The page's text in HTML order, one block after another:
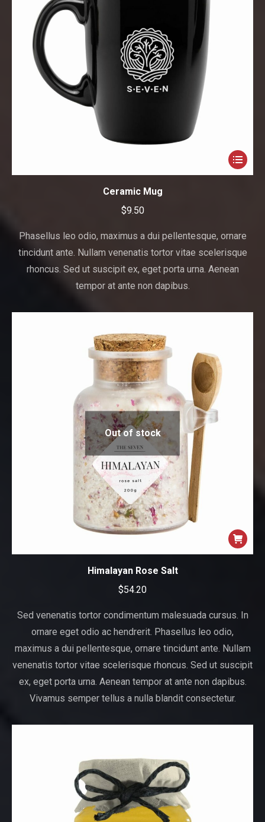
Ceramic Mug
$9.50
Phasellus leo odio, maximus a dui pellentesque, ornare
tincidunt ante. Nullam venenatis tortor vitae scelerisque
rhoncus. Sed ut suscipit ex, eget porta urna. Aenean
tempor at ante non dapibus.
Out of stock
Himalayan Rose Salt
$54.20
Sed venenatis tortor condimentum malesuada cursus. In
ornare eget odio ac hendrerit. Phasellus leo odio,
maximus a dui pellentesque, ornare tincidunt ante. Nullam
venenatis tortor vitae scelerisque rhoncus. Sed ut suscipit
ex, eget porta urna. Aenean tempor at ante non dapibus.
Vivamus semper tellus a nulla blandit consectetur.